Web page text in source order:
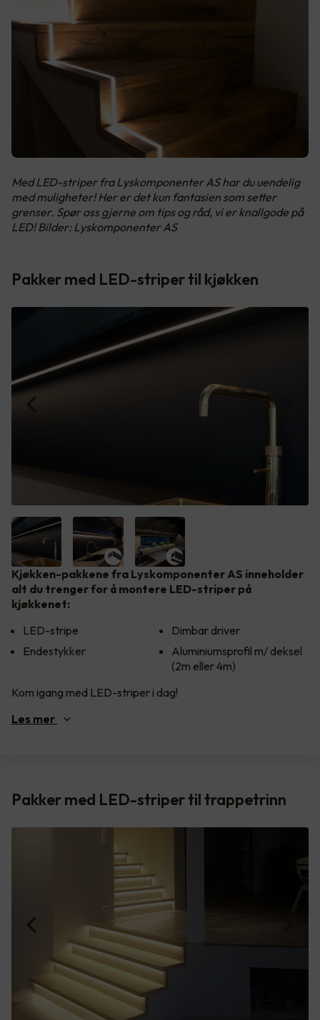
Med LED-striper fra Lyskomponenter AS har du uendelig
med muligheter! Her er det kun fantasien som setter
grenser. Spør oss gjerne om tips og råd, vi er knallgode på
LED! Bilder: Lyskomponenter AS
Pakker med LED-striper til kjøkken
Kjøkken-pakkene fra Lyskomponenter AS inneholder
alt du trenger for å montere LED-striper på
kjøkkenet:
LED-stripe
Endestykker
Dimbar driver
Aluminiumsprofil m/ deksel
(2m eller 4m)
Kom igang med LED-striper i dag!
Les mer
Pakker med LED-striper til trappetrinn